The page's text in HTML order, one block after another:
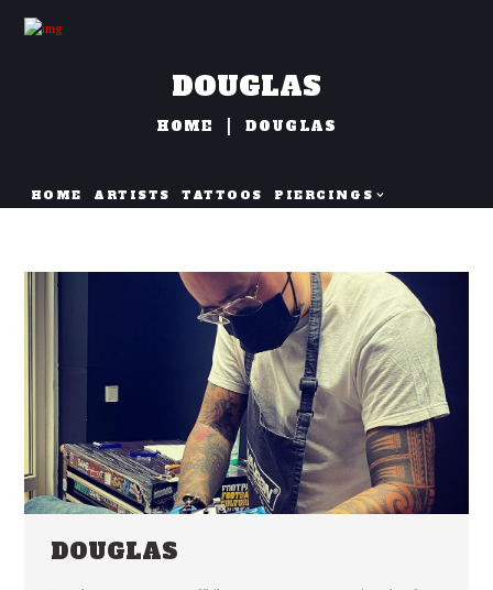
HOME ARTISTS TATTOOS
PIERCINGS
DOUGLAS
HOME DOUGLAS
DOUGLAS